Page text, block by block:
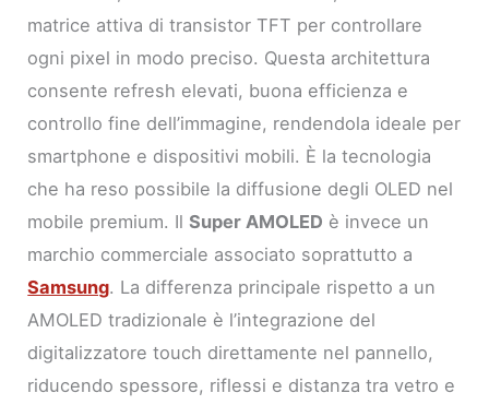
matrice attiva di transistor TFT per controllare
ogni pixel in modo preciso. Questa architettura
consente refresh elevati, buona efficienza e
controllo fine dell’immagine, rendendola ideale per
smartphone e dispositivi mobili. È la tecnologia
che ha reso possibile la diffusione degli OLED nel
mobile premium. IlSuper AMOLED è invece un
marchio commerciale associato soprattutto a
Samsung. La differenza principale rispetto a un
AMOLED tradizionale è l’integrazione del
digitalizzatore touch direttamente nel pannello,
riducendo spessore, riflessi e distanza tra vetro e